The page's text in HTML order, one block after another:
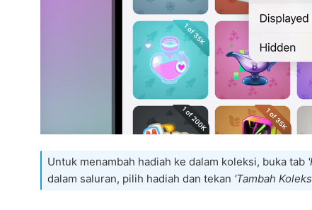
Untuk menambah hadiah ke dalam koleksi, buka tab
dalam saluran, pilih hadiah dan tekan 'Tambah